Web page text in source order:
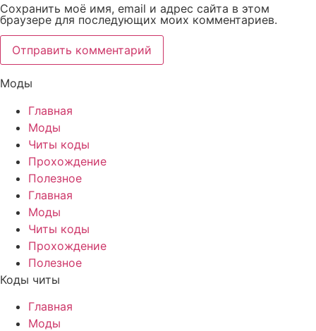
Сохранить моё имя, email и адрес сайта в этом
браузере для последующих моих комментариев.
Моды
Главная
Моды
Читы коды
Прохождение
Полезное
Главная
Моды
Читы коды
Прохождение
Полезное
Коды читы
Главная
Моды